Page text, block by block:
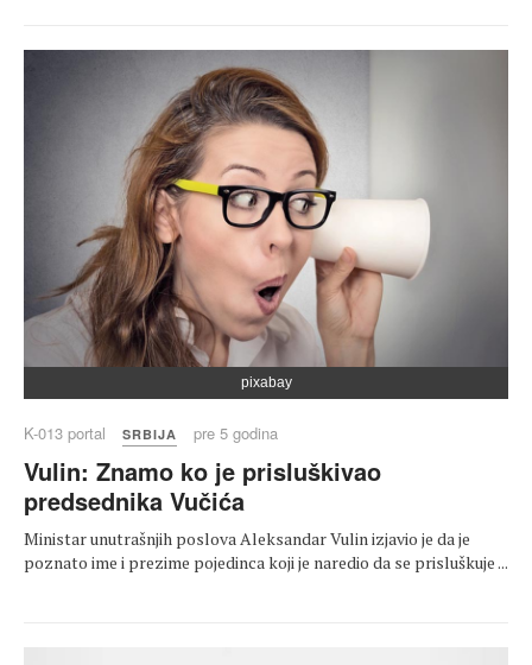
pixabay
K-013 portal SRBIJA pre 5 godina
Vulin: Znamo ko je prisluškivao
predsednika Vučića
Ministar unutrašnjih poslova Aleksandar Vulin izjavio je da je
poznato ime i prezime pojedinca koji je naredio da se prisluškuje ...